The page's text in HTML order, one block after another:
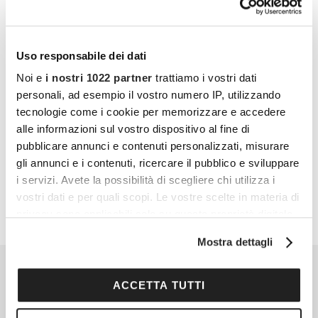
Uso responsabile dei dati
Noi e i nostri 1022 partner trattiamo i vostri dati
personali, ad esempio il vostro numero IP, utilizzando
tecnologie come i cookie per memorizzare e accedere
alle informazioni sul vostro dispositivo al fine di
pubblicare annunci e contenuti personalizzati, misurare
gli annunci e i contenuti, ricercare il pubblico e sviluppare
i servizi. Avete la possibilità di scegliere chi utilizza i
vostri dati e per quali scopi. Le vostre scelte in materia di
modificare o revocare il proprio consenso in qualsiasi
sull'icona di attivazione della privacy.
Mostra dettagli
ACCETTA TUTTI
persone appassionate, piene di interessi e
gratitudine nei confronti della vita, per offrire
loro esperienze di socialità e risorse per vivere
al meglio.
PARTECIPA ANCHE TU